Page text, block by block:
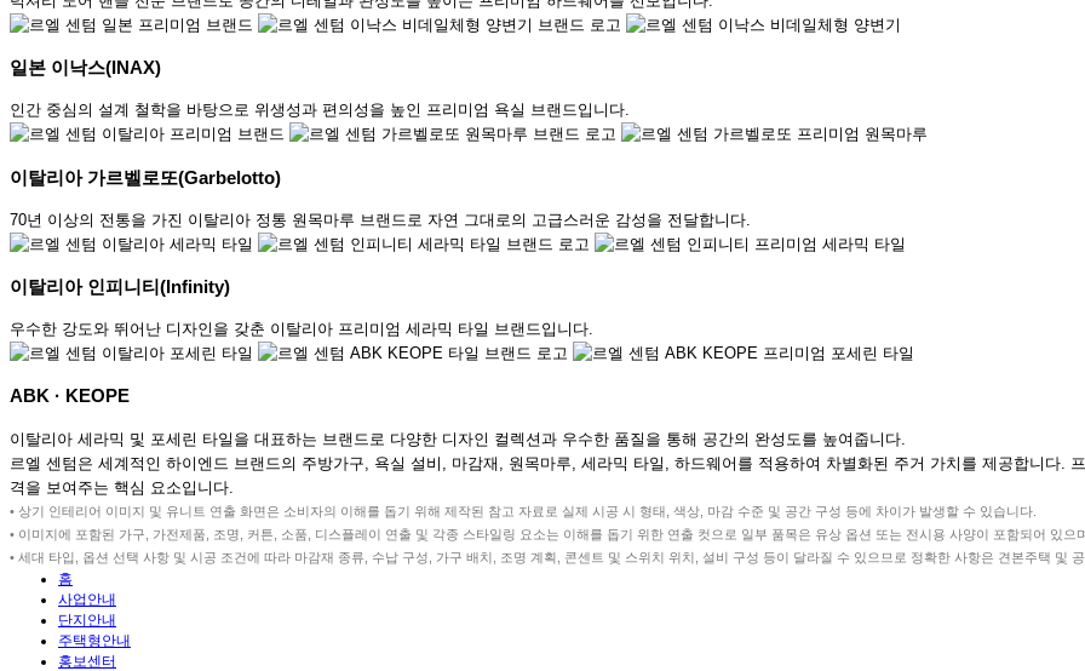
일본 이낙스(INAX)
인간 중심의 설계 철학을 바탕으로 위생성과 편의성을 높인 프리미엄 욕실 브랜드입니다.
이탈리아 가르벨로또(Garbelotto)
70년 이상의 전통을 가진 이탈리아 정통 원목마루 브랜드로 자연 그대로의 고급스러운 감성을 전달합니다.
이탈리아 인피니티(Infinity)
우수한 강도와 뛰어난 디자인을 갖춘 이탈리아 프리미엄 세라믹 타일 브랜드입니다.
ABK · KEOPE
이탈리아 세라믹 및 포세린 타일을 대표하는 브랜드로 다양한 디자인 컬렉션과 우수한 품질을 통해 공간의 완성도를 높여줍니다.
르엘 센텀은 세계적인 하이엔드 브랜드의 주방가구, 욕실 설비, 마감재, 원목마루, 세라믹 타일, 하드웨어를 적용하여 차별화된 주거 가치를 제공합니다.
격을 보여주는 핵심 요소입니다.
• 상기 인테리어 이미지 및 유니트 연출 화면은 소비자의 이해를 돕기 위해 제작된 참고 자료로 실제 시공 시 형태, 색상, 마감 수준 및 공간 구성 등에 차이가 발생할 수 있습니다.
• 이미지에 포함된 가구, 가전제품, 조명, 커튼, 소품, 디스플레이 연출 및 각종 스타일링 요소는 이해를 돕기 위한 연출 컷으로 일부 품목은 유상 옵션 또는 전시용 사양이 포함되어 있으
• 세대 타입, 옵션 선택 사항 및 시공 조건에 따라 마감재 종류, 수납 구성, 가구 배치, 조명 계획, 콘센트 및 스위치 위치, 설비 구성 등이 달라질 수 있으므로 정확한 사항은 견본주택 및
홈
사업안내
단지안내
주택형안내
홍보센터